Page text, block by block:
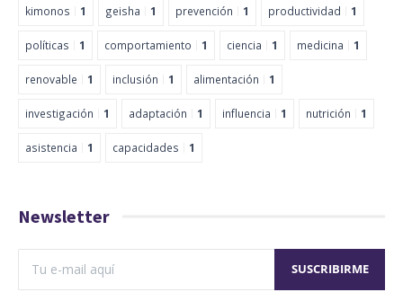
kimonos 1 geisha 1 prevención 1 productividad 1
políticas 1 comportamiento 1 ciencia 1 medicina 1
renovable 1 inclusión 1 alimentación 1
investigación 1 adaptación 1 influencia 1 nutrición 1
asistencia 1 capacidades 1
Newsletter